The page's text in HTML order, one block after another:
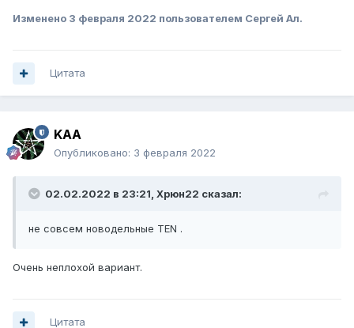
Изменено 3 февраля 2022 пользователем Сергей Ал.
Цитата
KAA
Опубликовано: 3 февраля 2022
02.02.2022 в 23:21, Xpюн22 сказал:
не совсем новодельные TEN .
Очень неплохой вариант.
Цитата